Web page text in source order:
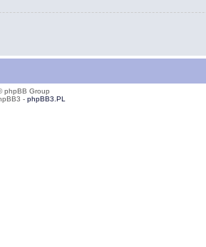
phpBB Group
- phpBB3.PL